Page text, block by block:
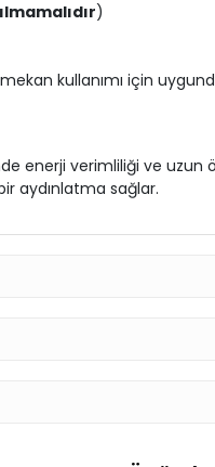
)
mekan kullanımı için
enerji verimliliği ve uzun
aydınlatma sağlar.